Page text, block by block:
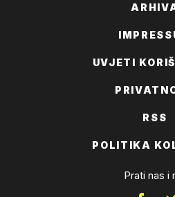
UVJETI
RSS
POLITIKA
Prati nas i